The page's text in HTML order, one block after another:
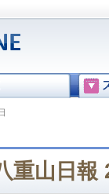
重山日報